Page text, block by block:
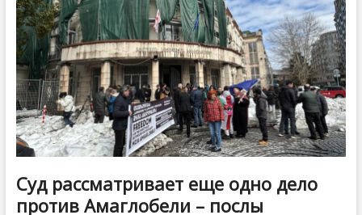
и
Тбилиси
Суд рассматривает еще одно дело
против Амаглобели – послы